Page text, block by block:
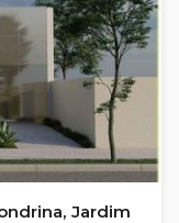
Jardim